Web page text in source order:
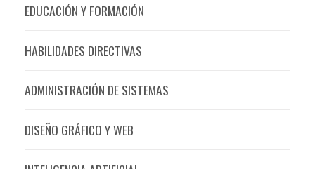
EDUCACIÓN Y FORMACIÓN
HABILIDADES DIRECTIVAS
ADMINISTRACIÓN DE SISTEMAS
DISEÑO GRÁFICO Y WEB